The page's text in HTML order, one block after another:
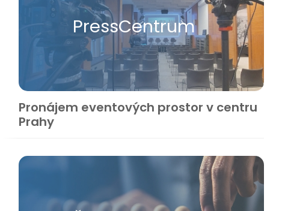
Press​Centrum
Pronájem eventových prostor v centru
Prahy